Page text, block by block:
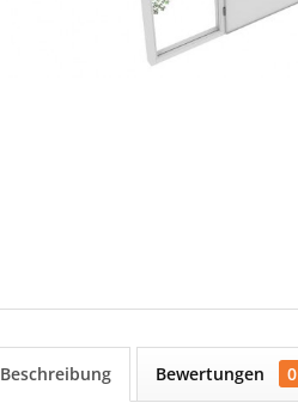
Beschreibung Bewertungen 0